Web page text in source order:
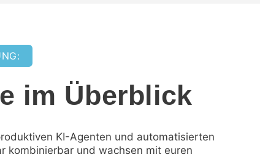
im Überblick
KI-Agenten und automatisierten
kombinierbar und wachsen mit euren